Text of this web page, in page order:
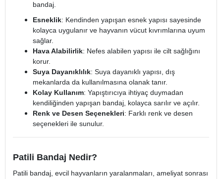
bandaj.
Esneklik: Kendinden yapışan esnek yapısı sayesinde
kolayca uygulanır ve hayvanın vücut kıvrımlarına uyum
sağlar.
Hava Alabilirlik: Nefes alabilen yapısı ile cilt sağlığını
korur.
Suya Dayanıklılık: Suya dayanıklı yapısı, dış
mekanlarda da kullanılmasına olanak tanır.
Kolay Kullanım: Yapıştırıcıya ihtiyaç duymadan
kendiliğinden yapışan bandaj, kolayca sarılır ve açılır.
Renk ve Desen Seçenekleri: Farklı renk ve desen
seçenekleri ile sunulur.
Patili Bandaj Nedir?
Patili bandaj, evcil hayvanların yaralanmaları, ameliyat sonrası